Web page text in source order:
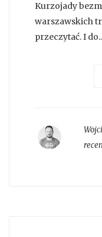
Kurzojady
warszawskich
przeczytać. I